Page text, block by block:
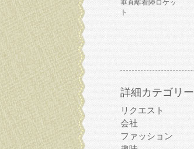
垂直離着陸ロケッ
ト
詳細カテゴリー
リクエスト
会社
ファッション